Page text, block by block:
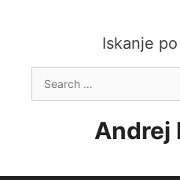
Iskanje
for:
Andrej